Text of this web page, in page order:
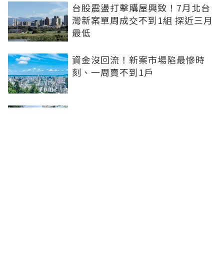
台股震盪打擊購屋興致！7月北台
灣新案單周成交不到1組 探近三月
最低
資金沒回流！新案市場陷最慘時
刻、一周賣不到1戶